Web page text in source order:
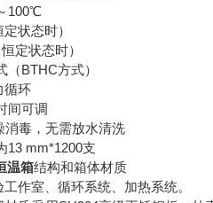
10℃～100℃
状态时）
定状态时）
BTHC方式）
循环
间可调
消毒，无需放水清洗
13 mm*1200支
温箱结构和箱体材质
作室、循环系统、加热系统。